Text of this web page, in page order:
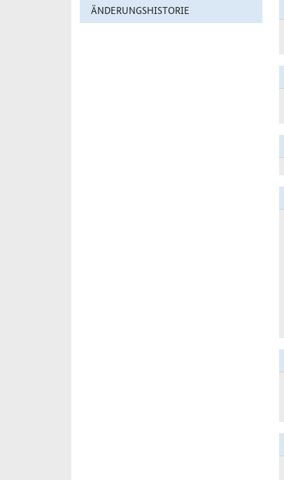
ÄNDERUNGSHISTORIE